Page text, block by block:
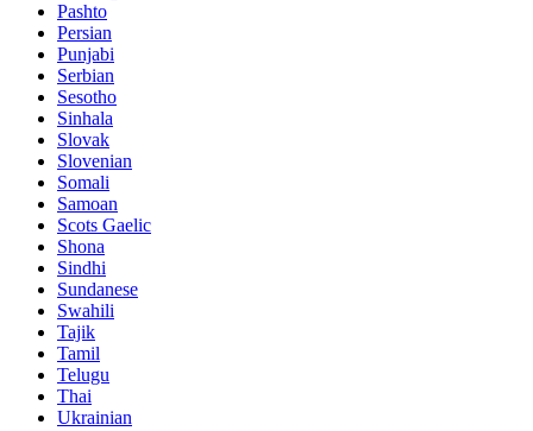
Pashto
Persian
Punjabi
Serbian
Sesotho
Sinhala
Slovak
Slovenian
Somali
Samoan
Scots Gaelic
Shona
Sindhi
Sundanese
Swahili
Tajik
Tamil
Telugu
Thai
Ukrainian